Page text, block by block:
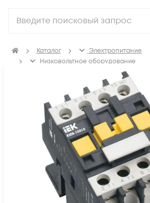
Каталог
Электропитание
Низковольтное оборудование
Контакторы, пускатель магнитный